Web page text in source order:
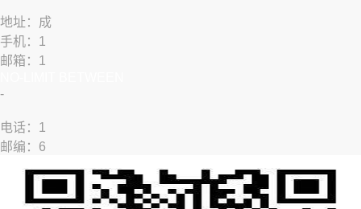
地址：成
手机：1
邮箱：1
​-
​​电话：1
邮编：6